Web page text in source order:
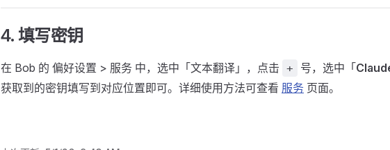
4. 填写密钥
在 Bob 的 偏好设置 > 服务 中，选中「文本翻译」，点击 + 号，选中「
获取到的密钥填写到对应位置即可。详细使用方法可查看 服务 页面。